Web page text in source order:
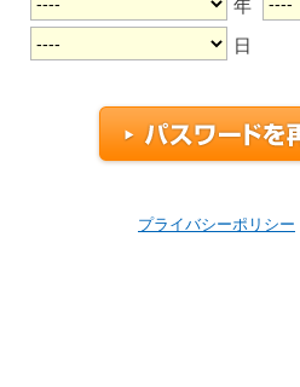
年
日
プライバシーポリシー